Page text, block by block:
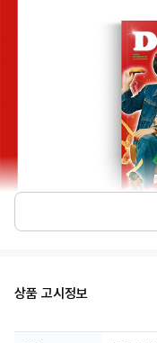
상품 고시정보